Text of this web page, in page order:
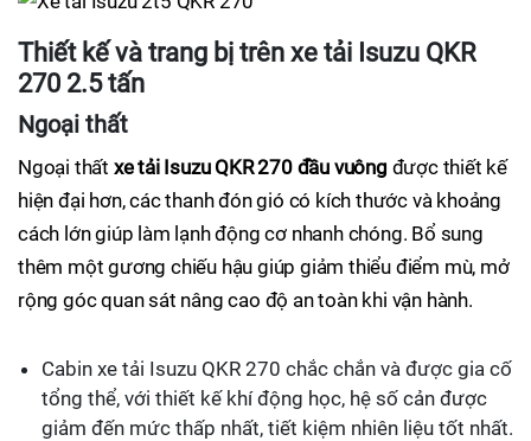
Thiết kế và trang bị trên xe tải Isuzu QKR
270 2.5 tấn
Ngoại thất
Ngoại thất xe tải Isuzu QKR 270 đầu vuông được thiết kế
hiện đại hơn, các thanh đón gió có kích thước và khoảng
cách lớn giúp làm lạnh động cơ nhanh chóng. Bổ sung
thêm một gương chiếu hậu giúp giảm thiểu điểm mù, mở
rộng góc quan sát nâng cao độ an toàn khi vận hành.
Cabin xe tải Isuzu QKR 270 chắc chắn và được gia cố
tổng thể, với thiết kế khí động học, hệ số cản được
giảm đến mức thấp nhất, tiết kiệm nhiên liệu tốt nhất.